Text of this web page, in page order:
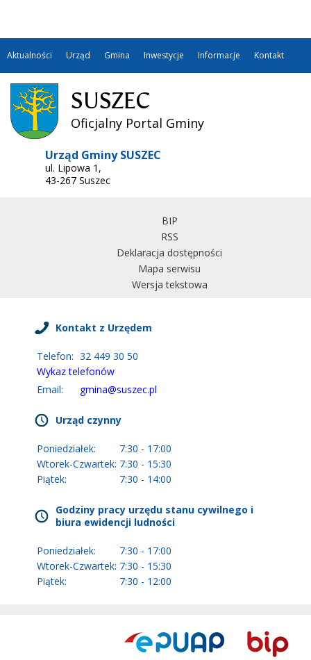
Aktualności Urząd Gmina Inwestycje Informacje Kontakt
SUSZEC
Oficjalny Portal Gminy
Urząd Gminy SUSZEC
ul. Lipowa 1,
43-267 Suszec
BIP
RSS
Deklaracja dostępności
Mapa serwisu
Wersja tekstowa
Kontakt z Urzędem
Telefon: 32 449 30 50
Wykaz telefonów
Email:
gmina@suszec.pl
Urząd czynny
Poniedziałek:
7:30 - 17:00
Wtorek-Czwartek: 7:30 - 15:30
Piątek:
7:30 - 14:00
Godziny pracy urzędu stanu cywilnego i
biura ewidencji ludności
Poniedziałek:
7:30 - 17:00
Wtorek-Czwartek: 7:30 - 15:30
Piątek:
7:30 - 12:00